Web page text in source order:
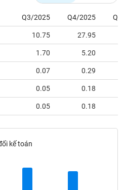
Q3/2025 Q4/2025
10.75 27.95
1.70 5.20
0.07 0.29
0.05 0.18
0.05 0.18
kế toán